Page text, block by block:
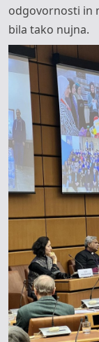
odgovornosti in
bila tako nujna.